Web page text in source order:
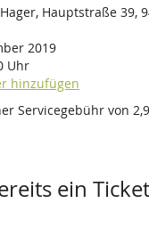
Hauptstraße 39,
2019
Uhr
hinzufügen
Servicegebühr von
ein